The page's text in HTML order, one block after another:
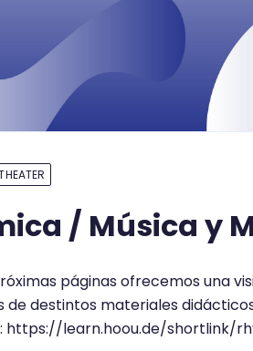
/ Música y
páginas ofrecemos una
de destintos materiales
https://learn.hoou.de/shortlink/